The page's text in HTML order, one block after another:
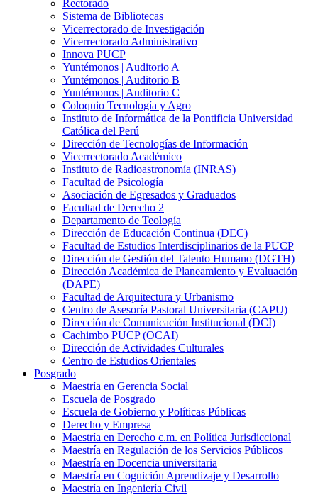
Rectorado
Sistema de Bibliotecas
Vicerrectorado de Investigación
Vicerrectorado Administrativo
Innova PUCP
Yuntémonos | Auditorio A
Yuntémonos | Auditorio B
Yuntémonos | Auditorio C
Coloquio Tecnología y Agro
Instituto de Informática de la Pontificia Universidad
Católica del Perú
Dirección de Tecnologías de Información
Vicerrectorado Académico
Instituto de Radioastronomía (INRAS)
Facultad de Psicología
Asociación de Egresados y Graduados
Facultad de Derecho 2
Departamento de Teología
Dirección de Educación Continua (DEC)
Facultad de Estudios Interdisciplinarios de la PUCP
Dirección de Gestión del Talento Humano (DGTH)
Dirección Académica de Planeamiento y Evaluación
(DAPE)
Facultad de Arquitectura y Urbanismo
Centro de Asesoría Pastoral Universitaria (CAPU)
Dirección de Comunicación Institucional (DCI)
Cachimbo PUCP (OCAI)
Dirección de Actividades Culturales
Centro de Estudios Orientales
Posgrado
Maestría en Gerencia Social
Escuela de Posgrado
Escuela de Gobierno y Políticas Públicas
Derecho y Empresa
Maestría en Derecho c.m. en Política Jurisdiccional
Maestría en Regulación de los Servicios Públicos
Maestría en Docencia universitaria
Maestría en Cognición Aprendizaje y Desarrollo
Maestría en Ingeniería Civil